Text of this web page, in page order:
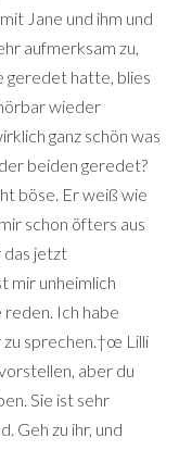
Jane und ihm und
aufmerksam zu,
geredet hatte, blies
wieder
ganz schön was
beiden geredet?
böse. Er weiß wie
schon öfters aus
das jetzt
mir unheimlich
reden. Ich habe
zu sprechen.†œ Lilli
aber du
Sie ist sehr
Geh zu ihr, und